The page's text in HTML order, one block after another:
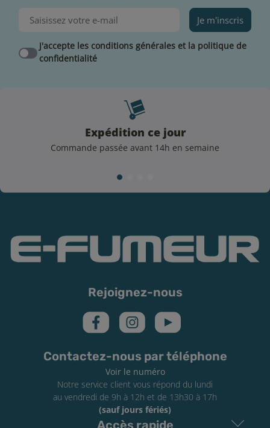
Je m'inscris
J'accepte les conditions générales et la politique de
confidentialité
Expédition ce jour
Commande passée avant 14h en semaine
Rejoignez-nous
Contactez-nous par téléphone
Voir le numéro
Notre service client vous répond du lundi
au vendredi de 9h à 12h et de 13h30 à 17h
(sauf jours fériés)
Accès rapide